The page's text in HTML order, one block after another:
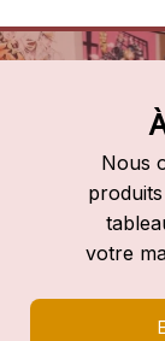
Nous
votre